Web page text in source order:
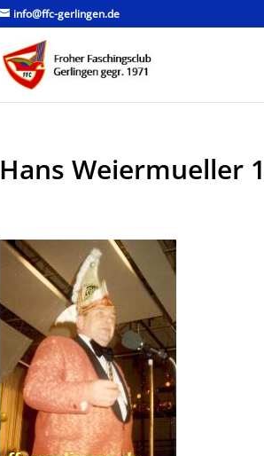
info@ffc-gerlingen.de
Hans Weiermueller